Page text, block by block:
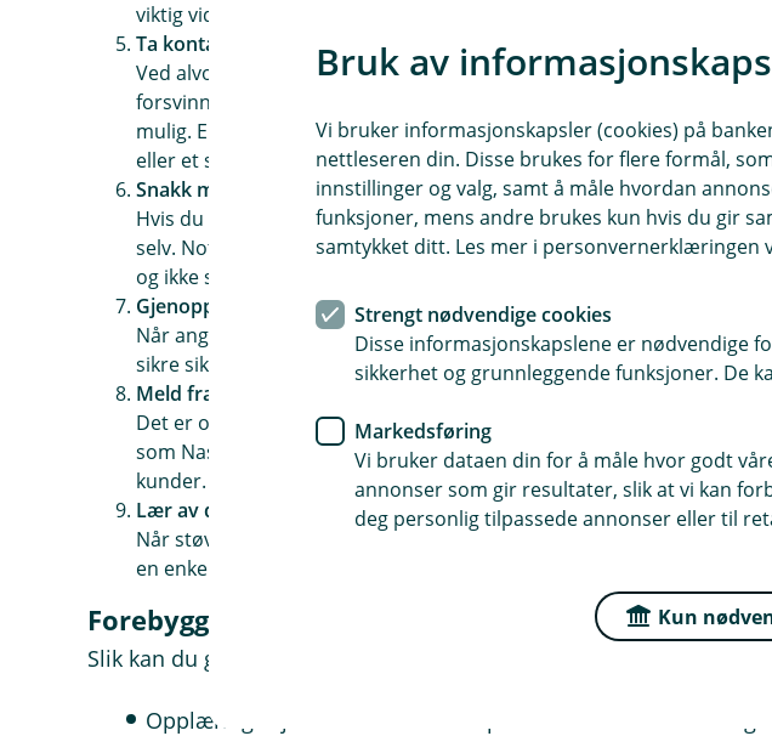
viktig videre i prosessen.
Ta kontakt med politiet
Ved alvorlige angrep bør du ringe politiet. Ikke vent – det kan være
forsvinner raskt. Har dere cyberforsikring? Kontakt
mulig. En cyberforsikring kan gi rask hjelp og økonomisk erstatning
eller et sikkerhetsbrudd.
Snakk med angriperen?
Hvis du blir kontaktet av noen som sier de står bak angrepet, bør du
selv. Noter hva som sies, ta skjermbilder og varsle politiet og IT. Ikke
og ikke send penger.
Gjenopprett drift
Når angrepet er under kontroll, er neste steg å få systemene
sikre sikkerhetskopier. Oppdater programvare og tette sikkerhetshull.
Meld fra
Det er ofte pålagt å rapportere datainnbrudd. Meld ifra til relevante
som Nasjonal sikkerhetsmyndighet (NSM) og Datatilsynet – og
kunder.
Lær av det som skjedde
Når støvet har lagt seg, bør dere samle læring. Hva fungerte? Hva må
en enkel tiltaksplan og sørg for at sikkerheten styrkes.
Forebyggende sikkerhetstiltak
Slik kan du gjøre bedriften din mer robust:
Opplæring: Gjør ansatte bevisste på hva som er mistenkelig
Bruk av
Vi bruker informasjonskapsler (cookies) på
nettleseren din. Disse brukes for flere formål,
innstillinger og valg, samt å måle hvordan
funksjoner, mens andre brukes kun hvis du gir
samtykket ditt. Les mer i personvernerklæringen
Strengt nødvendige cookies
Disse informasjonskapslene er nødvendige
sikkerhet og grunnleggende funksjoner. De
Markedsføring
Vi bruker dataen din for å måle hvor godt
annonser som gir resultater, slik at vi kan
deg personlig tilpassede annonser eller til
Kun